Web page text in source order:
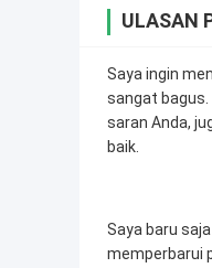
ULASAN
Saya ingin
sangat
saran Anda,
baik.
Saya baru
memperbarui